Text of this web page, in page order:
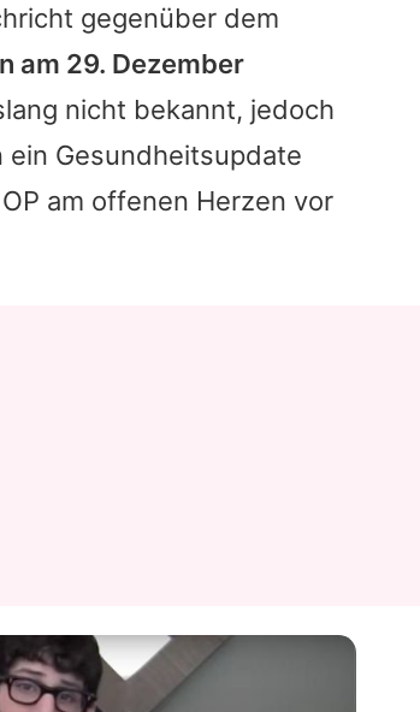
gegenüber dem
am 29. Dezember
nicht bekannt, jedoch
Gesundheitsupdate
am offenen Herzen vor